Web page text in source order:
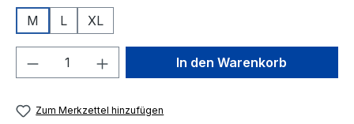
M
L XL
Produkt Anzahl: Gib denIn den Warenkorb
Zum Merkzettel hinzufügen